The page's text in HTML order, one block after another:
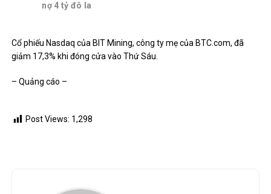
nợ 4 tỷ đô la
Cổ phiếu Nasdaq của BIT Mining, công ty mẹ của BTC.com, đã
giảm 17,3% khi đóng cửa vào Thứ Sáu.
– Quảng cáo –
Post Views: 1,298